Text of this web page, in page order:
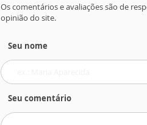
Os comentários e avaliações são de
opinião do site.
Seu nome
Seu comentário